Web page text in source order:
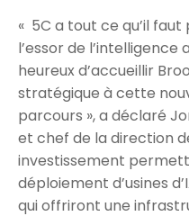
« 5C a tout ce qu’il
l’essor de
heureux d’accueillir
stratégique à cette
parcours », a déclaré
et chef de la direction
investissement
déploiement d’usines
qui offriront une